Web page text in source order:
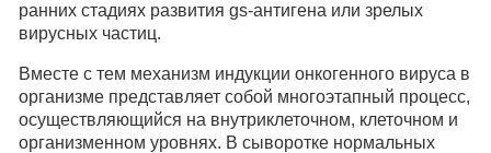
ранних стадиях развития gs-антигена или зрелых
вирусных частиц.
Вместе с тем механизм индукции онкогенного вируса в
организме представляет собой многоэтапный процесс,
осуществляющийся на внутриклеточном, клеточном и
организменном уровнях. В сыворотке нормальных